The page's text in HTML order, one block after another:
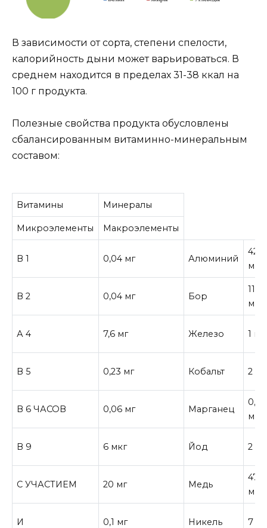
В зависимости от сорта, степени спелости,
калорийность дыни может варьироваться. В
среднем находится в пределах 31-38 ккал на
100 г продукта.
Полезные свойства продукта обусловлены
сбалансированным витаминно-минеральным
составом:
Витамины Минералы
Микроэлементы Макроэлементы
В 1 0,04 мг Алюминий
425
мкг
В 2 0,04 мг Бор
11,7
мкг
А 4 7,6 мг Железо 1 мг
В 5 0,23 мг Кобальт 2
В 6 ЧАСОВ 0,06 мг Марганец
мг
В 9 6 мкг Йод 2
С УЧАСТИЕМ 20 мг Медь
47
мкг
И 0,1 мг Никель 7